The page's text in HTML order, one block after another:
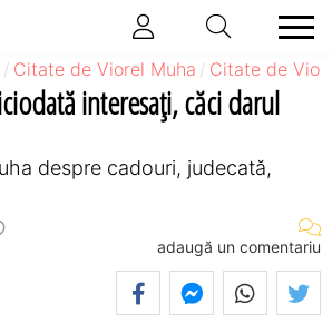
Citate de Viorel Muha Citate de
interesaţi, căci darul
despre cadouri, judecată,
adaugă un comentariu